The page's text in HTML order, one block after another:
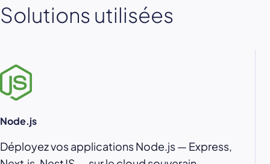
Solutions utilisées
Node.js
Déployez vos applications Node.js — Express,